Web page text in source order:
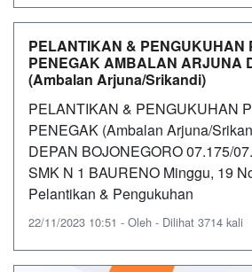
PELANTIKAN & PENGUKUHAN
PENEGAK AMBALAN ARJUNA
(Ambalan Arjuna/Srikandi)
PELANTIKAN & PENGUKUHAN
PENEGAK (Ambalan Arjuna/
DEPAN BOJONEGORO 07.175/
SMK N 1 BAURENO Minggu, 19
Pelantikan & Pengukuhan
22/11/2023 10:51 - Oleh - Dilihat 3714 kali